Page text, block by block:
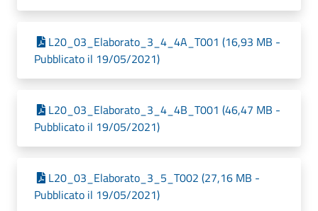
L20_03_Elaborato_3_4_4A_T001 (16,93 MB -
Pubblicato il 19/05/2021)
L20_03_Elaborato_3_4_4B_T001 (46,47 MB -
Pubblicato il 19/05/2021)
L20_03_Elaborato_3_5_T002 (27,16 MB -
Pubblicato il 19/05/2021)